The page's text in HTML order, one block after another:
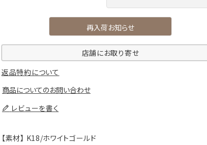
再入荷お知らせ
店舗にお取り寄せ
返品特約について
商品についてのお問い合わせ
レビューを書く
【素材】 K18/ホワイトゴールド